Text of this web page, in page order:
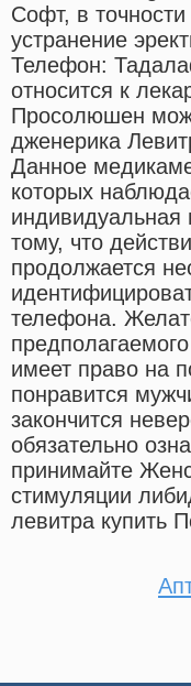
Софт, в
устранение
Телефон:
относится к
Просолюшен
дженерика
Данное
которых
индивидуальная
тому, что
продолжается
телефона.
имеет право на
понравится
закончится
обязательно
принимайте
стимуляции
левитра купить